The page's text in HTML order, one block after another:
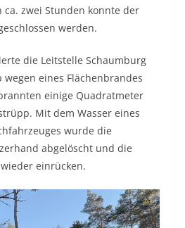
zwei Stunden konnte der
werden.
die Leitstelle Schaumburg
eines Flächenbrandes
einige Quadratmeter
Mit dem Wasser eines
wurde die
abgelöscht und die
einrücken.